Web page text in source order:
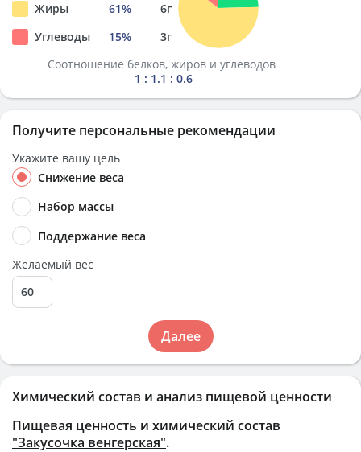
Химический состав и анализ пищевой ценности
Пищевая ценность и химический состав
"Закусочка венгерская".
Жиры
61% 6г
Углеводы
15% 3г
Соотношение белков, жиров и углеводов
1 : 1.1 : 0.6
Получите персональные рекомендации
Укажите вашу цель
Снижение веса
Набор массы
Поддержание веса
Желаемый вес
Далее